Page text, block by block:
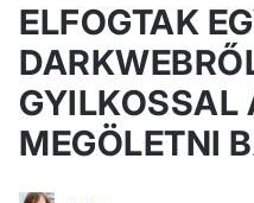
ELFOGTAK
GYILKOSSAL
MEGÖLETNI